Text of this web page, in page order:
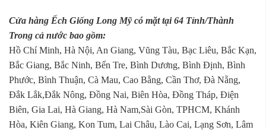
Cửa hàng Ếch Giống Long Mỹ có mặt tại 64 Tỉnh/Thành
Trong cả nước bao gồm:
Hồ Chí Minh, Hà Nội, An Giang, Vũng Tàu, Bạc Liêu, Bắc Kạn,
Bắc Giang, Bắc Ninh, Bến Tre, Bình Dương, Bình Định, Bình
Phước, Bình Thuận, Cà Mau, Cao Bằng, Cần Thơ, Đà Nẵng,
Đắk Lắk,Đắk Nông, Đồng Nai, Biên Hòa, Đồng Tháp, Điện
Biên, Gia Lai, Hà Giang, Hà Nam,Sài Gòn, TPHCM, Khánh
Hòa, Kiên Giang, Kon Tum, Lai Châu, Lào Cai, Lạng Sơn, Lâm